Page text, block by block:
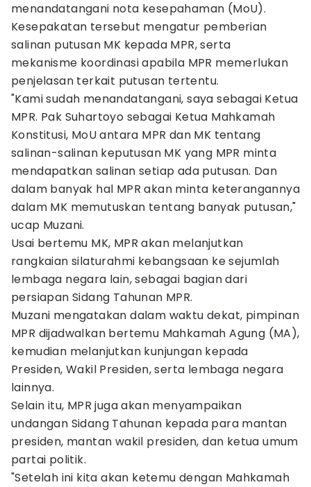
menandatangani nota kesepahaman (MoU).
Kesepakatan tersebut mengatur pemberian
salinan putusan MK kepada MPR, serta
mekanisme koordinasi apabila MPR memerlukan
penjelasan terkait putusan tertentu.
"Kami sudah menandatangani, saya sebagai Ketua
MPR. Pak Suhartoyo sebagai Ketua Mahkamah
Konstitusi, MoU antara MPR dan MK tentang
salinan-salinan keputusan MK yang MPR minta
mendapatkan salinan setiap ada putusan. Dan
dalam banyak hal MPR akan minta keterangannya
dalam MK memutuskan tentang banyak putusan,"
ucap Muzani.
Usai bertemu MK, MPR akan melanjutkan
rangkaian silaturahmi kebangsaan ke sejumlah
lembaga negara lain, sebagai bagian dari
persiapan Sidang Tahunan MPR.
Muzani mengatakan dalam waktu dekat, pimpinan
MPR dijadwalkan bertemu Mahkamah Agung (MA),
kemudian melanjutkan kunjungan kepada
Presiden, Wakil Presiden, serta lembaga negara
lainnya.
Selain itu, MPR juga akan menyampaikan
undangan Sidang Tahunan kepada para mantan
presiden, mantan wakil presiden, dan ketua umum
partai politik.
"Setelah ini kita akan ketemu dengan Mahkamah